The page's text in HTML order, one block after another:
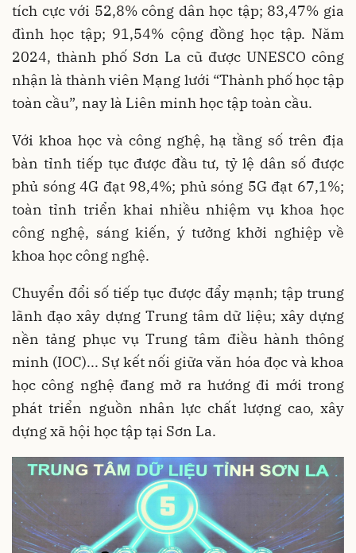
tích cực với 52,8% công dân học tập; 83,47% gia
đình học tập; 91,54% cộng đồng học tập. Năm
2024, thành phố Sơn La cũ được UNESCO công
nhận là thành viên Mạng lưới “Thành phố học tập
toàn cầu”, nay là Liên minh học tập toàn cầu.
Với khoa học và công nghệ, hạ tầng số trên địa
bàn tỉnh tiếp tục được đầu tư, tỷ lệ dân số được
phủ sóng 4G đạt 98,4%; phủ sóng 5G đạt 67,1%;
toàn tỉnh triển khai nhiều nhiệm vụ khoa học
công nghệ, sáng kiến, ý tưởng khởi nghiệp về
khoa học công nghệ.
Chuyển đổi số tiếp tục được đẩy mạnh; tập trung
lãnh đạo xây dựng Trung tâm dữ liệu; xây dựng
nền tảng phục vụ Trung tâm điều hành thông
minh (IOC)... Sự kết nối giữa văn hóa đọc và khoa
học công nghệ đang mở ra hướng đi mới trong
phát triển nguồn nhân lực chất lượng cao, xây
dựng xã hội học tập tại Sơn La.